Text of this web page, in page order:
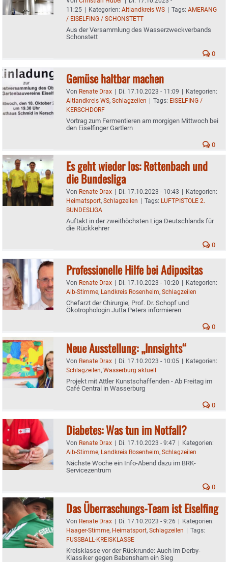
11:25 | Kategorien: Altlandkreis WS | Tags: AMERANG
/ EISELFING / SCHONSTETT
Aus der Versammlung des Wasserzweckverbands
Schonstett
0
Gemüse haltbar machen
Von Renate Drax | Di. 17.10.2023 - 11:09 | Kategorien:
Altlandkreis WS, Schlagzeilen | Tags: EISELFING /
KERSCHDORF
Vortrag zum Fermentieren am morgigen Mittwoch bei
den Eiselfinger Gartlern
0
Es geht wieder los: Rettenbach und
die Bundesliga
Von Renate Drax | Di. 17.10.2023 - 10:43 | Kategorien:
Heimatsport, Schlagzeilen | Tags: LUFTPISTOLE 2.
BUNDESLIGA
Auftakt in der zweithöchsten Liga Deutschlands für
die Rückkehrer
0
Professionelle Hilfe bei Adipositas
Von Renate Drax | Di. 17.10.2023 - 10:20 | Kategorien:
Aib-Stimme, Landkreis Rosenheim, Schlagzeilen
Chefarzt der Chirurgie, Prof. Dr. Schopf und
Ökotrophologin Jutta Peters informieren
0
Neue Ausstellung: „Innsights“
Von Renate Drax | Di. 17.10.2023 - 10:05 | Kategorien:
Schlagzeilen, Wasserburg aktuell
Projekt mit Attler Kunstschaffenden - Ab Freitag im
Café Central in Wasserburg
0
Diabetes: Was tun im Notfall?
Von Renate Drax | Di. 17.10.2023 - 9:47 | Kategorien:
Aib-Stimme, Landkreis Rosenheim, Schlagzeilen
Nächste Woche ein Info-Abend dazu im BRK-
Servicezentrum
0
Das Überraschungs-Team ist Eiselfing
Von Renate Drax | Di. 17.10.2023 - 9:26 | Kategorien:
Haager-Stimme, Heimatsport, Schlagzeilen | Tags:
FUSSBALL-KREISKLASSE
Kreisklasse vor der Rückrunde: Auch im Derby-
Klassiker gegen Babensham ein Sieg